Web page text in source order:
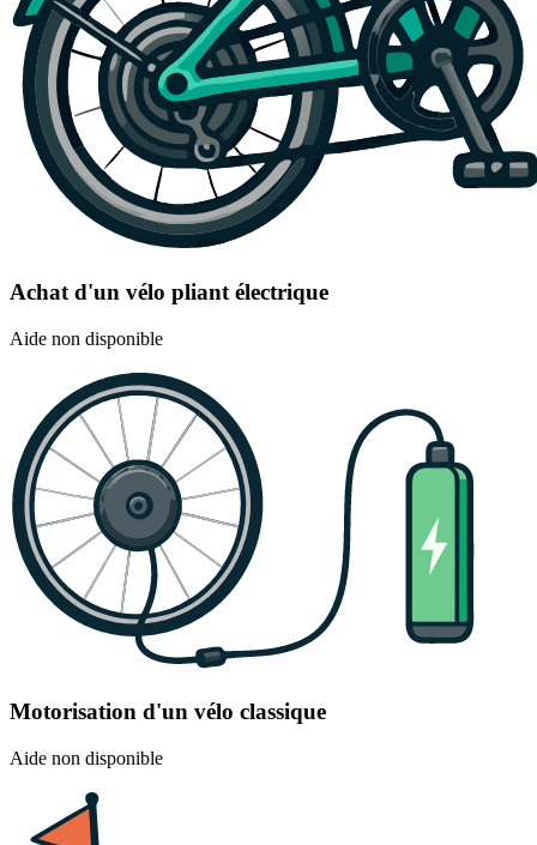
Achat d'un vélo pliant électrique
Aide non disponible
Motorisation d'un vélo classique
Aide non disponible